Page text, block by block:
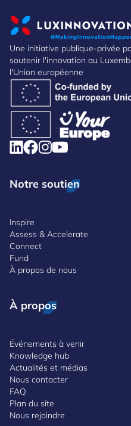
Une initiative publique-privée
soutenir l'innovation au
l'Union européenne
Notre soutien
Inspire
Assess & Accelerate
Connect
Fund
À propos de nous
À propos
Événements à venir
Knowledge hub
Actualités et médias
Nous contacter
FAQ
Plan du site
Nous rejoindre